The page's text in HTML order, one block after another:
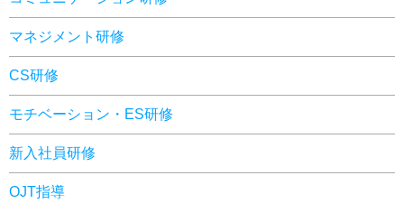
マネジメント研修
CS研修
モチベーション・ES研修
新入社員研修
OJT指導